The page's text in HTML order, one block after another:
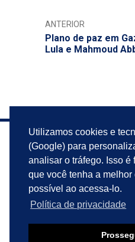
Utilizamos cookies e
(Google) para
analisar o tráfego. Isso é
que você tenha a melhor
possível ao acessa-lo.
Política de privacidade
ANTERIOR
Plano de paz em
Lula e Mahmoud